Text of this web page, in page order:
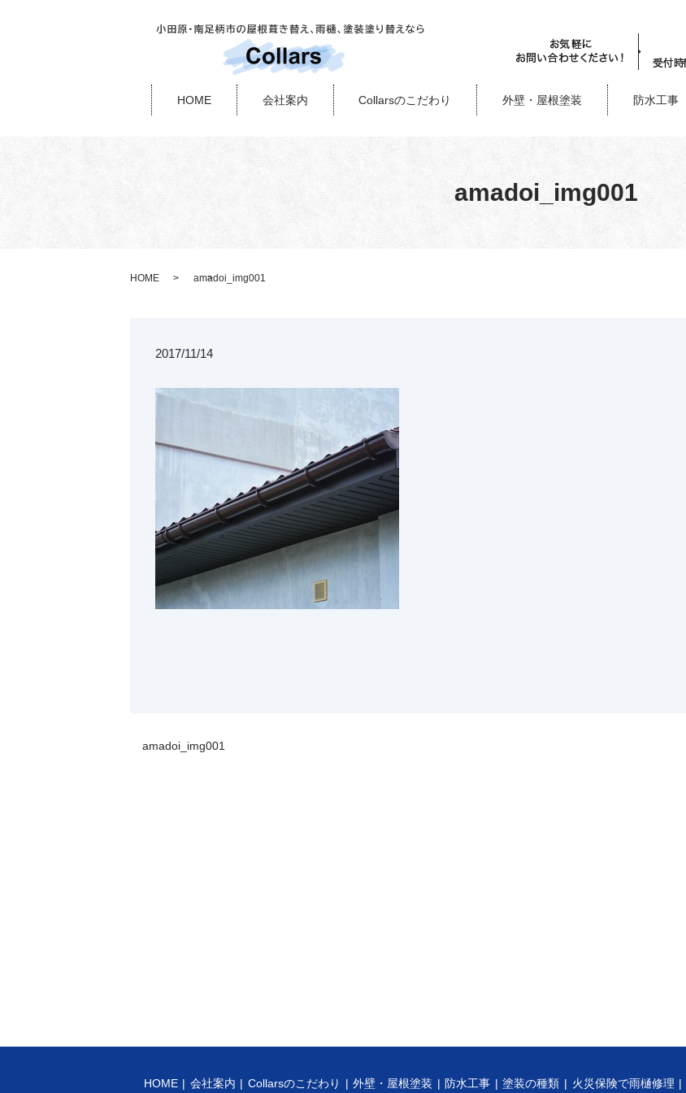
HOME 会社案内 Collarsのこだわり 外壁・屋根塗装 防水工事
amadoi_img001
HOME amadoi_img001
2017/11/14
amadoi_img001
HOME 会社案内 Collarsのこだわり 外壁・屋根塗装 防水工事 塗装の種類 火災保険で雨樋修理